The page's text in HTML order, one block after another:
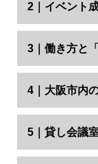
2｜イベント
3｜働き方と「
4｜大阪市内
5｜貸し会議